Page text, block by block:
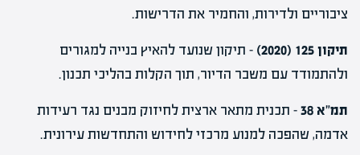
ציבוריים ולדירות, והחמיר את הדרישות.
תיקון 125 (2020)
– תיקון שנועד להאיץ בנייה למגורים
ולהתמודד עם משבר הדיור, תוך הקלות בהליכי תכנון.
תמ"א 38
– תכנית מתאר ארצית לחיזוק מבנים נגד רעידות
אדמה, שהפכה למנוע מרכזי לחידוש והתחדשות עירונית.